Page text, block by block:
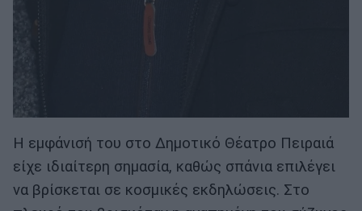
Η εμφάνισή του στο Δημοτικό Θέατρο Πειραιά
είχε ιδιαίτερη σημασία, καθώς σπάνια επιλέγει
να βρίσκεται σε κοσμικές εκδηλώσεις. Στο